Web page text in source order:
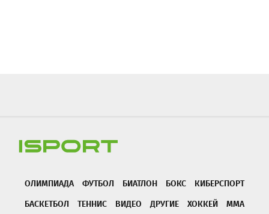
ОЛИМПИАДА ФУТБОЛ БИАТЛОН БОКС
КИБЕРСПОРТ
БАСКЕТБОЛ
ТЕННИС ВИДЕО ДРУГИЕ ХОККЕЙ
ММА